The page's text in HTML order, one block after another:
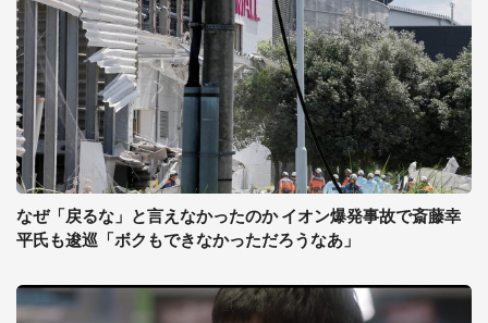
なぜ「戻るな」と言えなかったのか イオン爆発事故で斎藤幸
平氏も逡巡「ボクもできなかっただろうなあ」